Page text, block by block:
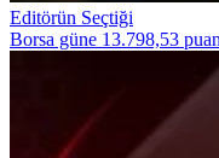
Editörün Seçtiği
Borsa güne 13.798,53